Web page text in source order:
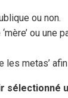
ou non.
ou une
metas’
sélectionné